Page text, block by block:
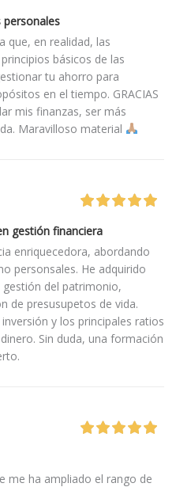
personales
que, en realidad, las
básicos de las
tu ahorro para
en el tiempo. GRACIAS
mis finanzas, ser más
Maravilloso material
gestión financiera
enriquecedora, abordando
personsales. He adquirido
del patrimonio,
de presusupetos de vida.
y los principales ratios
Sin duda, una formación
me ha ampliado el rango de